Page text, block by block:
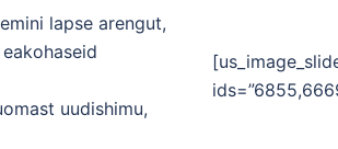
lapse arengut,
uudishimu,